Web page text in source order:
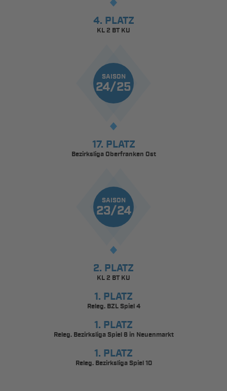
4. PLATZ
KL 2 BT KU
SAISON
24/25
17. PLATZ
Bezirksliga Oberfranken Ost
SAISON
23/24
2. PLATZ
KL 2 BT KU
1. PLATZ
Releg. BZL Spiel 4
1. PLATZ
Releg. Bezirksliga Spiel 6 in Neuenmarkt
1. PLATZ
Releg. Bezirksliga Spiel 10